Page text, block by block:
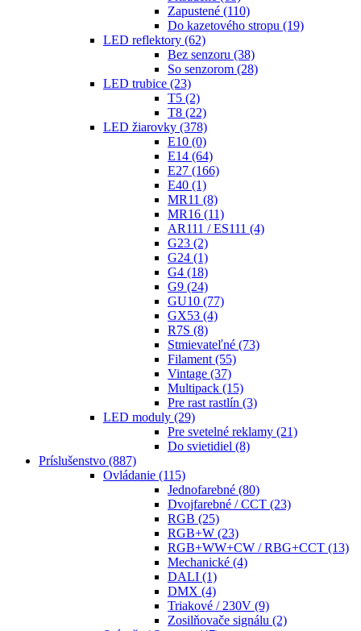
Zapustené (110)
Do kazetového stropu (19)
LED reflektory (62)
Bez senzoru (38)
So senzorom (28)
LED trubice (23)
T5 (2)
T8 (22)
LED žiarovky (378)
E10 (0)
E14 (64)
E27 (166)
E40 (1)
MR11 (8)
MR16 (11)
AR111 / ES111 (4)
G23 (2)
G24 (1)
G4 (18)
G9 (24)
GU10 (77)
GX53 (4)
R7S (8)
Stmievateľné (73)
Filament (55)
Vintage (37)
Multipack (15)
Pre rast rastlín (3)
LED moduly (29)
Pre svetelné reklamy (21)
Do svietidiel (8)
Príslušenstvo (887)
Ovládanie (115)
Jednofarebné (80)
Dvojfarebné / CCT (23)
RGB (25)
RGB+W (23)
RGB+WW+CW / RBG+CCT (13)
Mechanické (4)
DALI (1)
DMX (4)
Triakové / 230V (9)
Zosilňovače signálu (2)